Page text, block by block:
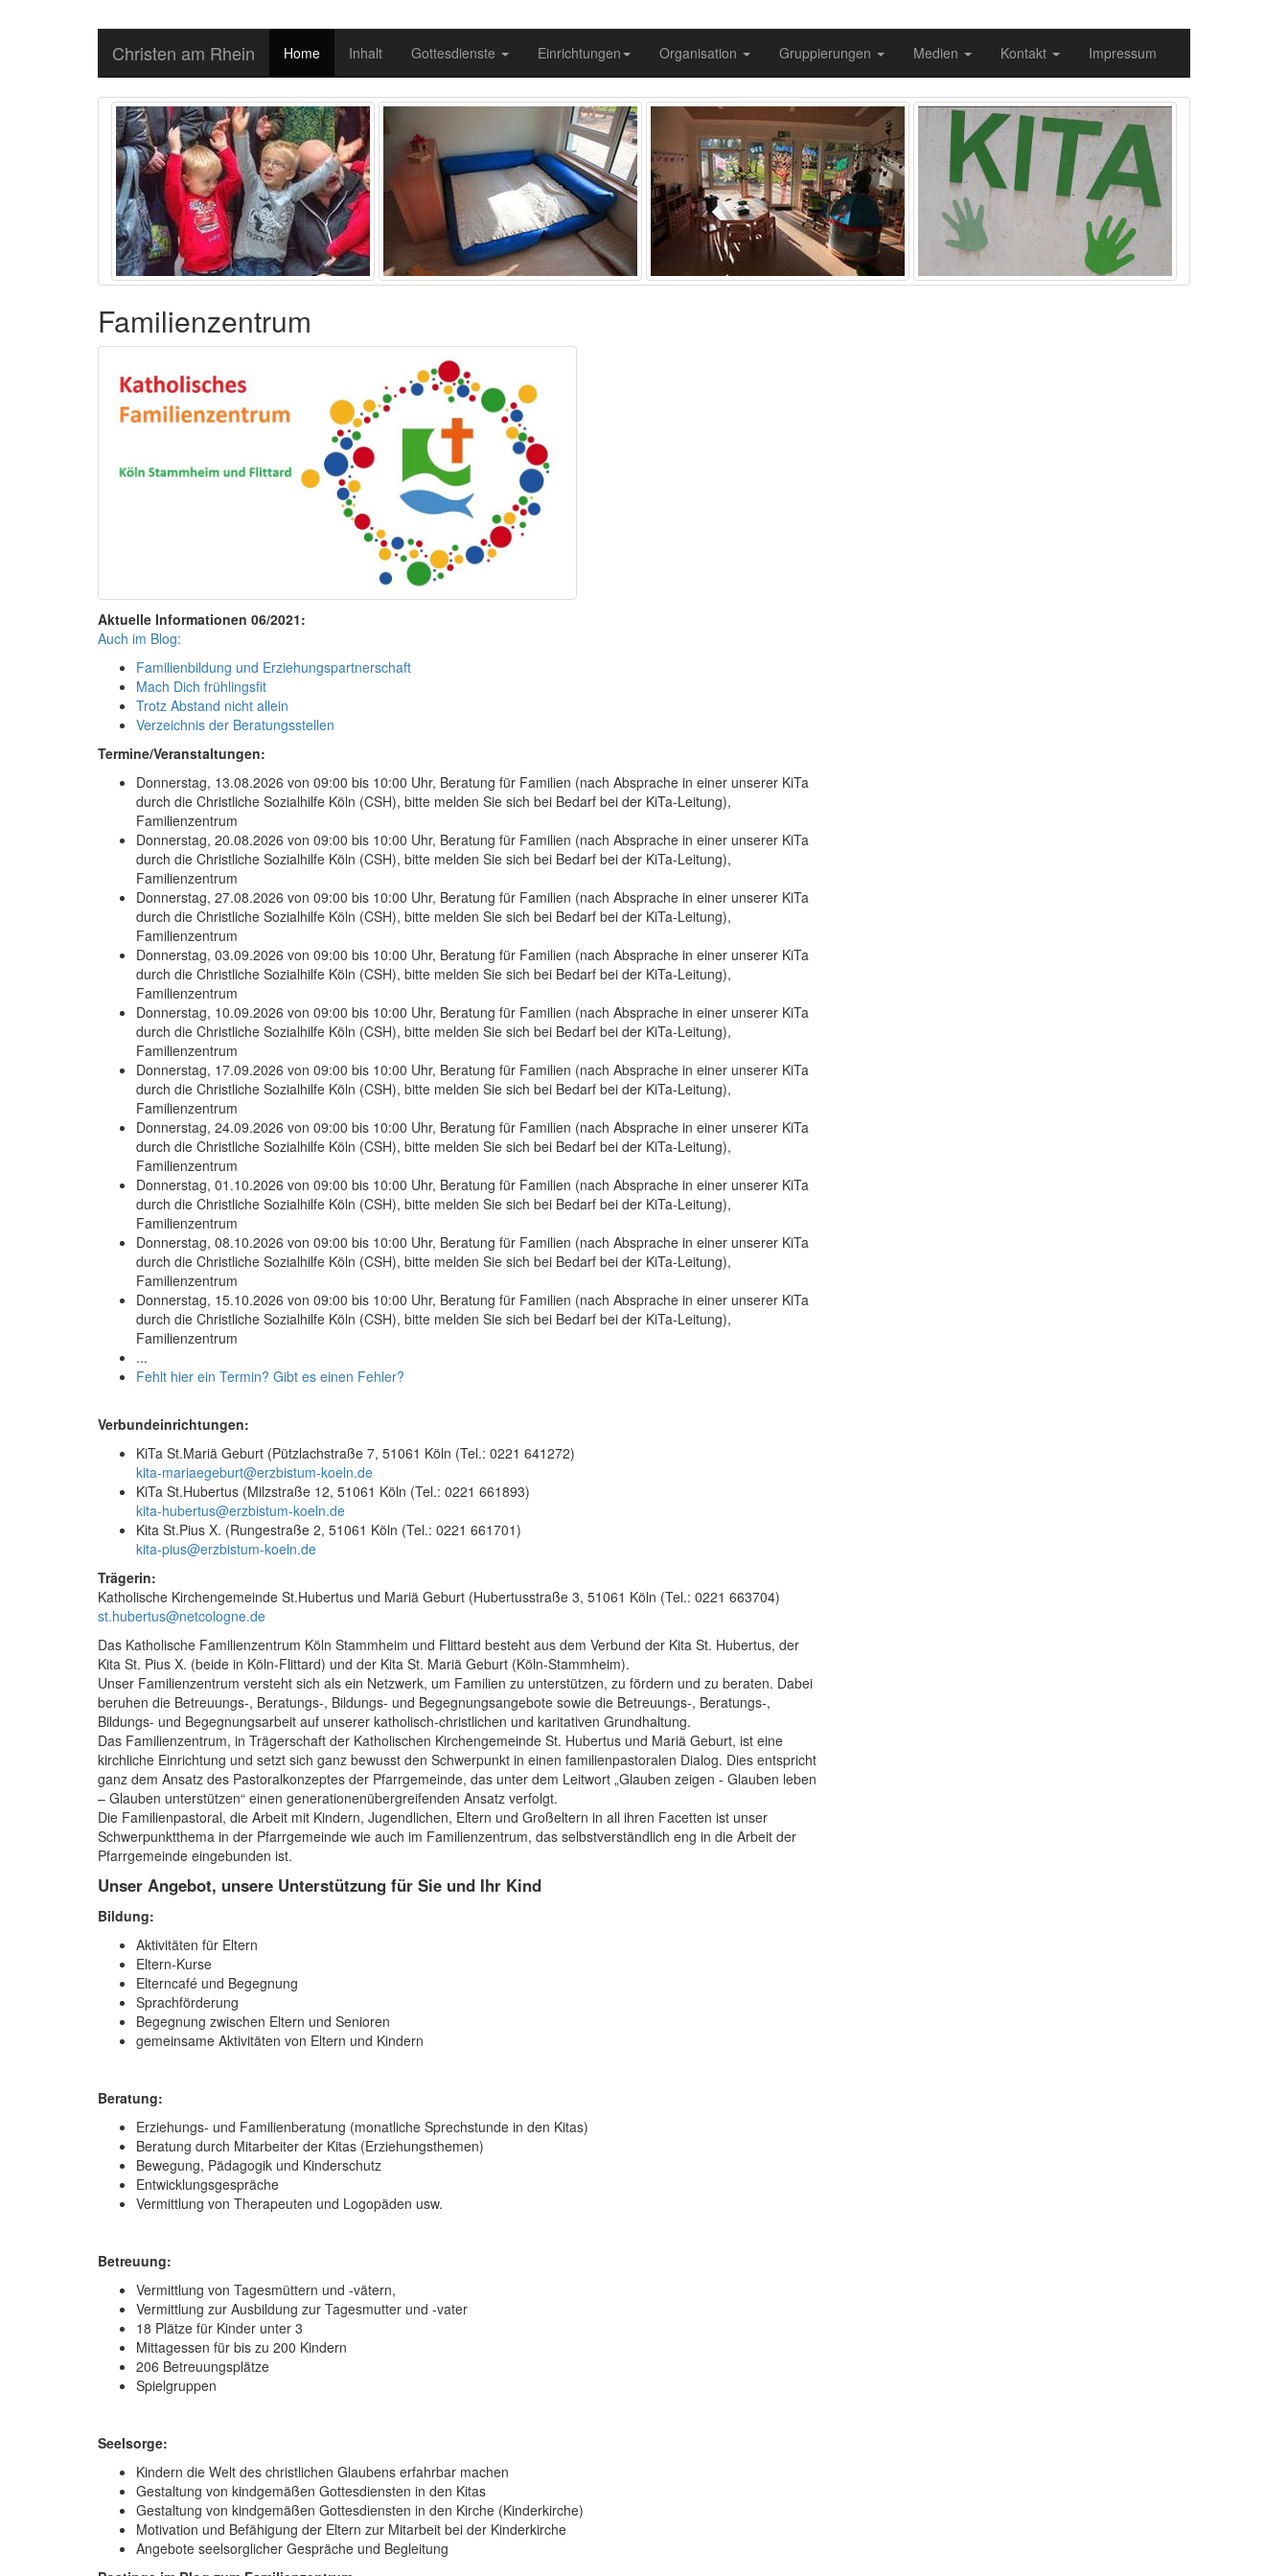
Christen am Rhein Home Inhalt Gottesdienste Einrichtungen Organisation Gruppierungen Medien Kontakt Impressum
Familienzentrum
Aktuelle Informationen 06/2021:
Auch im Blog:
Familienbildung und Erziehungspartnerschaft
Mach Dich frühlingsfit
Trotz Abstand nicht allein
Verzeichnis der Beratungsstellen
Termine/Veranstaltungen:
Donnerstag, 13.08.2026 von 09:00 bis 10:00 Uhr, Beratung für Familien (nach Absprache in einer unserer KiTa
durch die Christliche Sozialhilfe Köln (CSH), bitte melden Sie sich bei Bedarf bei der KiTa-Leitung),
Familienzentrum
Donnerstag, 20.08.2026 von 09:00 bis 10:00 Uhr, Beratung für Familien (nach Absprache in einer unserer KiTa
durch die Christliche Sozialhilfe Köln (CSH), bitte melden Sie sich bei Bedarf bei der KiTa-Leitung),
Familienzentrum
Donnerstag, 27.08.2026 von 09:00 bis 10:00 Uhr, Beratung für Familien (nach Absprache in einer unserer KiTa
durch die Christliche Sozialhilfe Köln (CSH), bitte melden Sie sich bei Bedarf bei der KiTa-Leitung),
Familienzentrum
Donnerstag, 03.09.2026 von 09:00 bis 10:00 Uhr, Beratung für Familien (nach Absprache in einer unserer KiTa
durch die Christliche Sozialhilfe Köln (CSH), bitte melden Sie sich bei Bedarf bei der KiTa-Leitung),
Familienzentrum
Donnerstag, 10.09.2026 von 09:00 bis 10:00 Uhr, Beratung für Familien (nach Absprache in einer unserer KiTa
durch die Christliche Sozialhilfe Köln (CSH), bitte melden Sie sich bei Bedarf bei der KiTa-Leitung),
Familienzentrum
Donnerstag, 17.09.2026 von 09:00 bis 10:00 Uhr, Beratung für Familien (nach Absprache in einer unserer KiTa
durch die Christliche Sozialhilfe Köln (CSH), bitte melden Sie sich bei Bedarf bei der KiTa-Leitung),
Familienzentrum
Donnerstag, 24.09.2026 von 09:00 bis 10:00 Uhr, Beratung für Familien (nach Absprache in einer unserer KiTa
durch die Christliche Sozialhilfe Köln (CSH), bitte melden Sie sich bei Bedarf bei der KiTa-Leitung),
Familienzentrum
Donnerstag, 01.10.2026 von 09:00 bis 10:00 Uhr, Beratung für Familien (nach Absprache in einer unserer KiTa
durch die Christliche Sozialhilfe Köln (CSH), bitte melden Sie sich bei Bedarf bei der KiTa-Leitung),
Familienzentrum
Donnerstag, 08.10.2026 von 09:00 bis 10:00 Uhr, Beratung für Familien (nach Absprache in einer unserer KiTa
durch die Christliche Sozialhilfe Köln (CSH), bitte melden Sie sich bei Bedarf bei der KiTa-Leitung),
Familienzentrum
Donnerstag, 15.10.2026 von 09:00 bis 10:00 Uhr, Beratung für Familien (nach Absprache in einer unserer KiTa
durch die Christliche Sozialhilfe Köln (CSH), bitte melden Sie sich bei Bedarf bei der KiTa-Leitung),
Familienzentrum
...
Fehlt hier ein Termin? Gibt es einen Fehler?
Verbundeinrichtungen:
KiTa St.Mariä Geburt (Pützlachstraße 7, 51061 Köln (Tel.: 0221 641272)
kita-mariaegeburt@erzbistum-koeln.de
KiTa St.Hubertus (Milzstraße 12, 51061 Köln (Tel.: 0221 661893)
kita-hubertus@erzbistum-koeln.de
Kita St.Pius X. (Rungestraße 2, 51061 Köln (Tel.: 0221 661701)
kita-pius@erzbistum-koeln.de
Trägerin:
Katholische Kirchengemeinde St.Hubertus und Mariä Geburt (Hubertusstraße 3, 51061 Köln (Tel.: 0221 663704)
st.hubertus@netcologne.de
Das Katholische Familienzentrum Köln Stammheim und Flittard besteht aus dem Verbund der Kita St. Hubertus, der
Kita St. Pius X. (beide in Köln-Flittard) und der Kita St. Mariä Geburt (Köln-Stammheim).
Unser Familienzentrum versteht sich als ein Netzwerk, um Familien zu unterstützen, zu fördern und zu beraten. Dabei
beruhen die Betreuungs-, Beratungs-, Bildungs- und Begegnungsangebote sowie die Betreuungs-, Beratungs-,
Bildungs- und Begegnungsarbeit auf unserer katholisch-christlichen und karitativen Grundhaltung.
Das Familienzentrum, in Trägerschaft der Katholischen Kirchengemeinde St. Hubertus und Mariä Geburt, ist eine
kirchliche Einrichtung und setzt sich ganz bewusst den Schwerpunkt in einen familienpastoralen Dialog. Dies entspricht
ganz dem Ansatz des Pastoralkonzeptes der Pfarrgemeinde, das unter dem Leitwort „Glauben zeigen - Glauben leben
– Glauben unterstützen“ einen generationenübergreifenden Ansatz verfolgt.
Die Familienpastoral, die Arbeit mit Kindern, Jugendlichen, Eltern und Großeltern in all ihren Facetten ist unser
Schwerpunktthema in der Pfarrgemeinde wie auch im Familienzentrum, das selbstverständlich eng in die Arbeit der
Pfarrgemeinde eingebunden ist.
Unser Angebot, unsere Unterstützung für Sie und Ihr Kind
Bildung:
Aktivitäten für Eltern
Eltern-Kurse
Elterncafé und Begegnung
Sprachförderung
Begegnung zwischen Eltern und Senioren
gemeinsame Aktivitäten von Eltern und Kindern
Beratung:
Erziehungs- und Familienberatung (monatliche Sprechstunde in den Kitas)
Beratung durch Mitarbeiter der Kitas (Erziehungsthemen)
Bewegung, Pädagogik und Kinderschutz
Entwicklungsgespräche
Vermittlung von Therapeuten und Logopäden usw.
Betreuung:
Vermittlung von Tagesmüttern und -vätern,
Vermittlung zur Ausbildung zur Tagesmutter und -vater
18 Plätze für Kinder unter 3
Mittagessen für bis zu 200 Kindern
206 Betreuungsplätze
Spielgruppen
Seelsorge:
Kindern die Welt des christlichen Glaubens erfahrbar machen
Gestaltung von kindgemäßen Gottesdiensten in den Kitas
Gestaltung von kindgemäßen Gottesdiensten in den Kirche (Kinderkirche)
Motivation und Befähigung der Eltern zur Mitarbeit bei der Kinderkirche
Angebote seelsorglicher Gespräche und Begleitung